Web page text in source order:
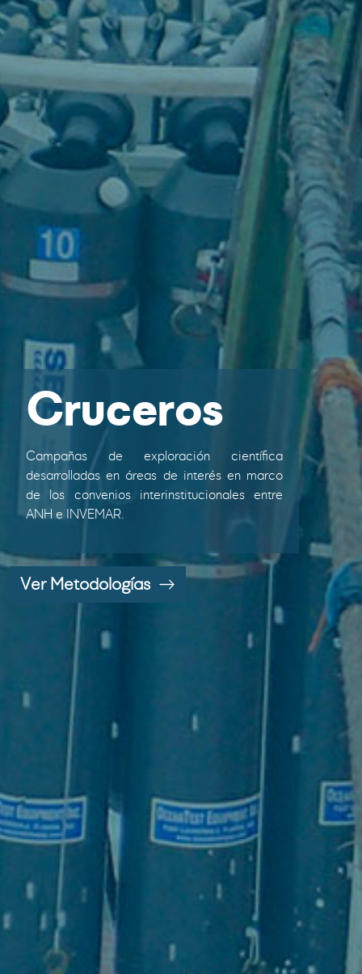
Cruceros
Campañas de exploración científica
desarrolladas en áreas de interés en marco
de los convenios interinstitucionales entre
ANH e INVEMAR.
Ver Metodologías